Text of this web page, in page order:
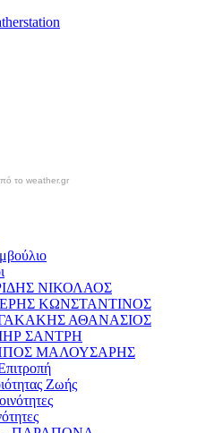
το weather.gr
ΝΙΚΟΛΑΟΣ
ΚΩΝΣΤΑΝΤΙΝΟΣ
ΑΘΑΝΑΣΙΟΣ
ΣΑΝΤΡΗ
ΜΑΛΟΥΣΑΡΗΣ
Ζωής